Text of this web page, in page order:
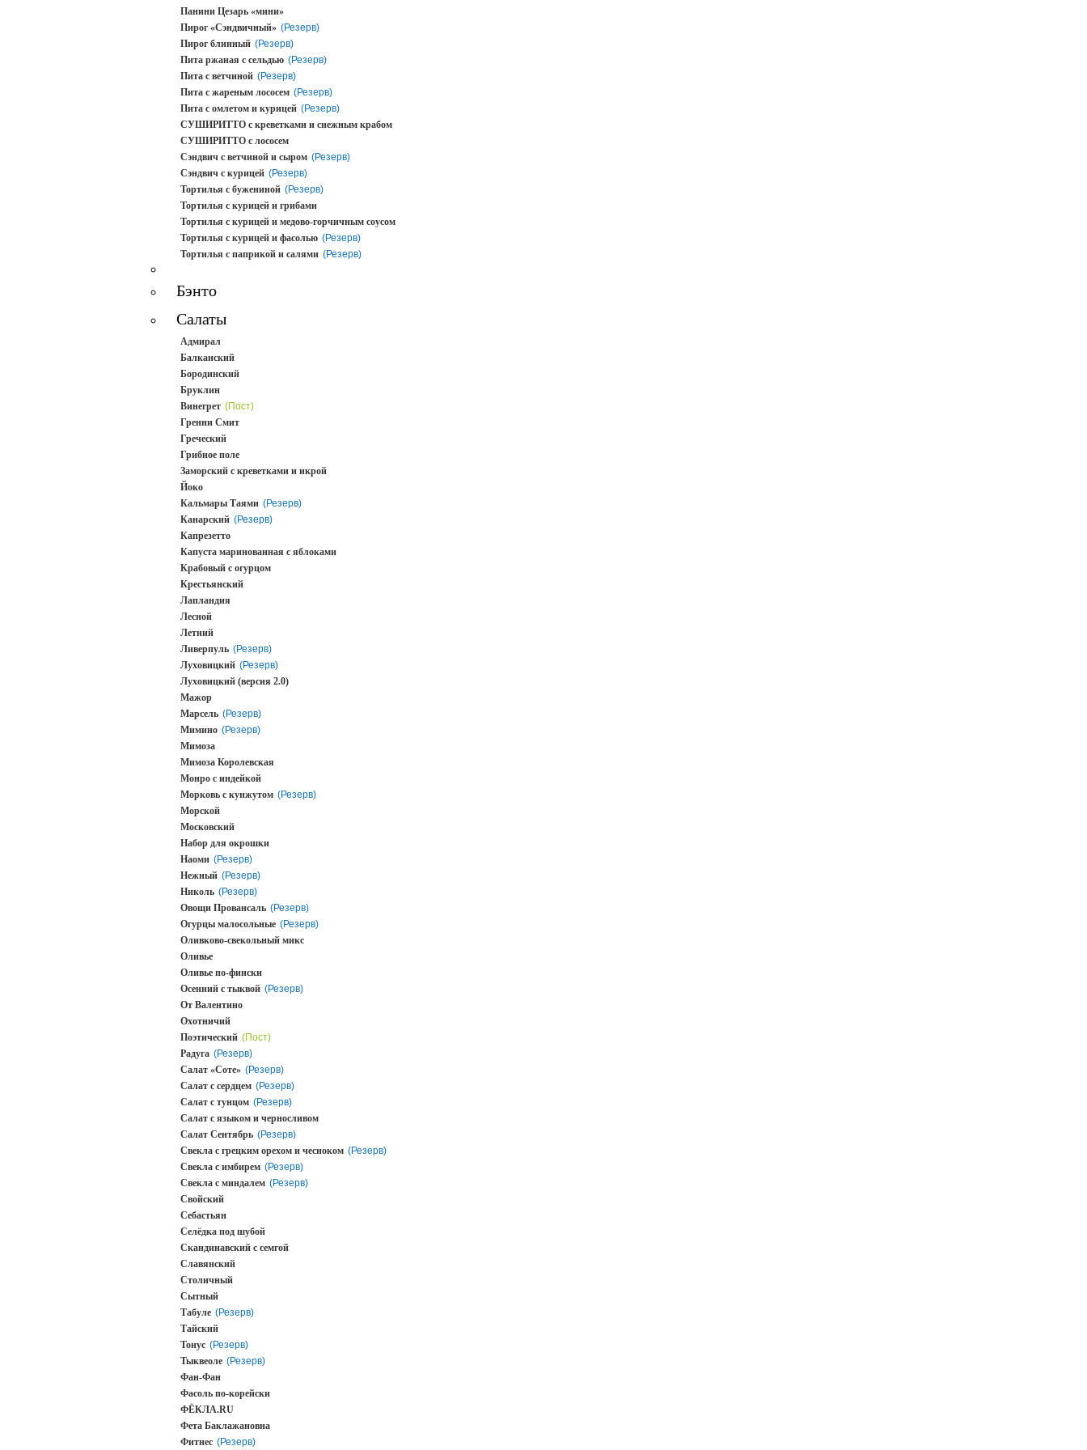
Панини Цезарь «мини»
Пирог «Сэндвичный» (Резерв)
Пирог блинный (Резерв)
Пита ржаная с сельдью (Резерв)
Пита с ветчиной (Резерв)
Пита с жареным лососем (Резерв)
Пита с омлетом и курицей (Резерв)
СУШИРИТТО с креветками и снежным крабом
СУШИРИТТО с лососем
Сэндвич с ветчиной и сыром (Резерв)
Сэндвич с курицей (Резерв)
Тортилья с бужениной (Резерв)
Тортилья с курицей и грибами
Тортилья с курицей и медово-горчичным соусом
Тортилья с курицей и фасолью (Резерв)
Тортилья с паприкой и салями (Резерв)
Бэнто
Салаты
Адмирал
Балканский
Бородинский
Бруклин
Винегрет (Пост)
Гренни Смит
Греческий
Грибное поле
Заморский с креветками и икрой
Йоко
Кальмары Таями (Резерв)
Канарский (Резерв)
Капрезетто
Капуста маринованная с яблоками
Крабовый с огурцом
Крестьянский
Лапландия
Лесной
Летний
Ливерпуль (Резерв)
Луховицкий (Резерв)
Луховицкий (версия 2.0)
Мажор
Марсель (Резерв)
Мимино (Резерв)
Мимоза
Мимоза Королевская
Монро с индейкой
Морковь с кунжутом (Резерв)
Морской
Московский
Набор для окрошки
Наоми (Резерв)
Нежный (Резерв)
Николь (Резерв)
Овощи Провансаль (Резерв)
Огурцы малосольные (Резерв)
Оливково-свекольный микс
Оливье
Оливье по-фински
Осенний с тыквой (Резерв)
От Валентино
Охотничий
Поэтический (Пост)
Радуга (Резерв)
Салат «Соте» (Резерв)
Салат с сердцем (Резерв)
Салат с тунцом (Резерв)
Салат с языком и черносливом
Салат Сентябрь (Резерв)
Свекла с грецким орехом и чесноком (Резерв)
Свекла с имбирем (Резерв)
Свекла с миндалем (Резерв)
Свойский
Себастьян
Селёдка под шубой
Скандинавский с семгой
Славянский
Столичный
Сытный
Табуле (Резерв)
Тайский
Тонус (Резерв)
Тыквеоле (Резерв)
Фан-Фан
Фасоль по-корейски
ФЁКЛА.RU
Фета Баклажановна
Фитнес (Резерв)